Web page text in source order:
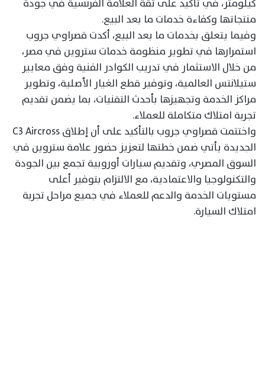
منتجاتها وكفاءة خدمات ما بعد البيع.
وفيما يتعلق بخدمات ما بعد البيع، أكدت قصراوي جروب
استمرارها في تطوير منظومة خدمات ستروين في مصر،
من خلال الاستثمار في تدريب الكوادر الفنية وفق معايير
ستيلانتس العالمية، وتوفير قطع الغيار الأصلية، وتطوير
مراكز الخدمة وتجهيزها بأحدث التقنيات، بما يضمن تقديم
تجربة امتلاك متكاملة للعملاء.
واختتمت قصراوي جروب بالتأكيد على أن إطلاق C3 Aircross
الجديدة يأتي ضمن خطتها لتعزيز حضور علامة ستروين في
السوق المصري، وتقديم سيارات أوروبية تجمع بين الجودة
والتكنولوجيا والاعتمادية، مع الالتزام بتوفير أعلى
مستويات الخدمة والدعم للعملاء في جميع مراحل تجربة
امتلاك السيارة.